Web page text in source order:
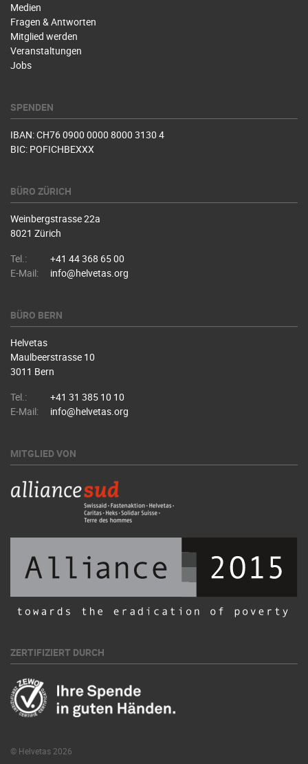
Medien
Fragen & Antworten
Mitglied werden
Veranstaltungen
Jobs
SPENDEN
IBAN: CH76 0900 0000 8000 3130 4
BIC: POFICHBEXXX
BÜRO ZÜRICH
Weinbergstrasse 22a
8021 Zürich
Tel.:
+41 44 368 65 00
E-Mail:
info@helvetas.org
BÜRO BERN
Helvetas
Maulbeerstrasse 10
3011 Bern
Tel.:
+41 31 385 10 10
E-Mail:
info@helvetas.org
MITGLIED VON
ZERTIFIZIERT DURCH
© Helvetas 2026